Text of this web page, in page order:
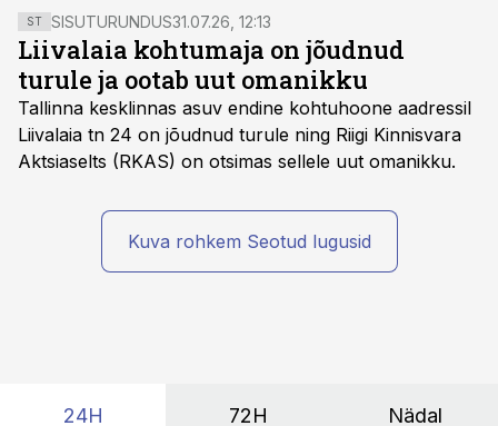
vajalikest meetmetest ja investeeringutest järgmisteks
aastakümneteks.
ST SISUTURUNDUS31.07.26, 12:13
Liivalaia kohtumaja on jõudnud
turule ja ootab uut omanikku
Tallinna kesklinnas asuv endine kohtuhoone aadressil
Liivalaia tn 24 on jõudnud turule ning Riigi Kinnisvara
Aktsiaselts (RKAS) on otsimas sellele uut omanikku.
Kuva rohkem Seotud lugusid
24H 72H Nädal